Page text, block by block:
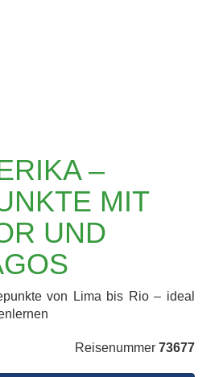
–
MIT
UND
von Lima bis Rio – ideal
Reisenummer 73677